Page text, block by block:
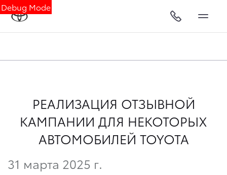
Debug Mode
РЕАЛИЗАЦИЯ ОТЗЫВНОЙ
КАМПАНИИ ДЛЯ НЕКОТОРЫХ
АВТОМОБИЛЕЙ TOYOTA
31 марта 2025 г.